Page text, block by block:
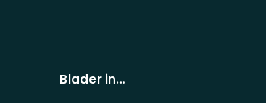
Blader in…